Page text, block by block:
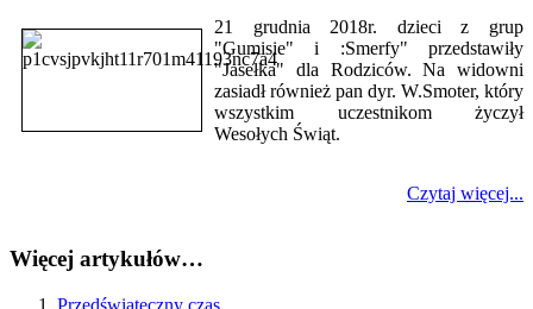
21 grudnia 2018r. dzieci z grup
"Gumisie" i :Smerfy" przedstawiły
"Jasełka" dla Rodziców. Na widowni
zasiadł również pan dyr. W.Smoter, który
wszystkim uczestnikom życzył
Wesołych Świąt.
Czytaj więcej...
Więcej artykułów…
Przedświąteczny czas...